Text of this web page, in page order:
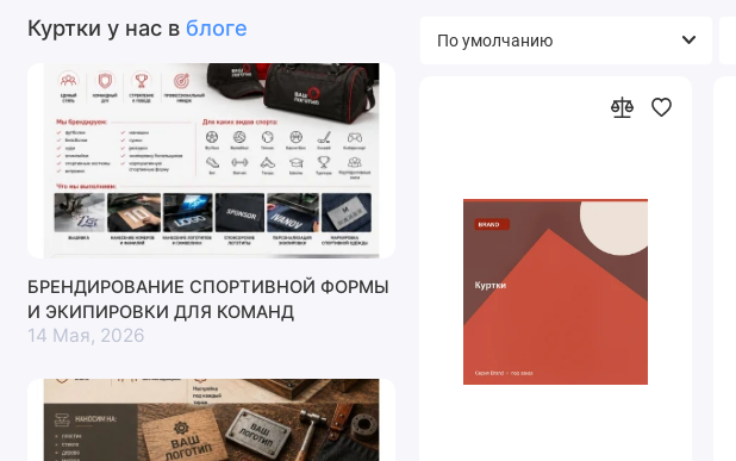
Куртки у нас в блоге
БРЕНДИРОВАНИЕ СПОРТИВНОЙ ФОРМЫ
И ЭКИПИРОВКИ ДЛЯ КОМАНД
14 Мая, 2026